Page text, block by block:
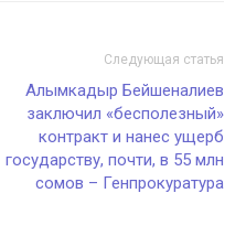
Следующая статья
Алымкадыр Бейшеналиев
заключил «бесполезный»
контракт и нанес ущерб
государству, почти, в 55 млн
сомов – Генпрокуратура